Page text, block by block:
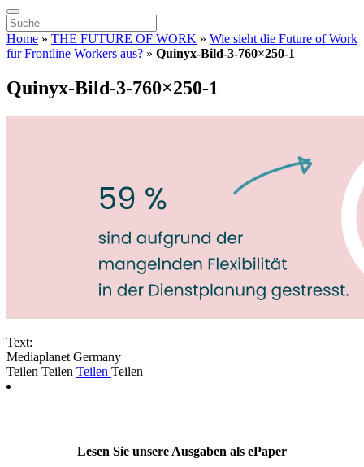
Home » THE FUTURE OF WORK » Wie sieht die Future of Work
für Frontline Workers aus? » Quinyx-Bild-3-760×250-1
Quinyx-Bild-3-760×250-1
Text:
Mediaplanet Germany
Teilen Teilen Teilen Teilen
Lesen Sie unsere Ausgaben als ePaper